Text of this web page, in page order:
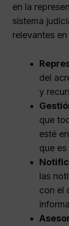
en la
sistema
relevantes
del
y
que
esté
que
las
con el